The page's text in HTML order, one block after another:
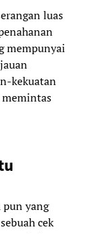
luas
mempunyai
kekuatan
yang
cek